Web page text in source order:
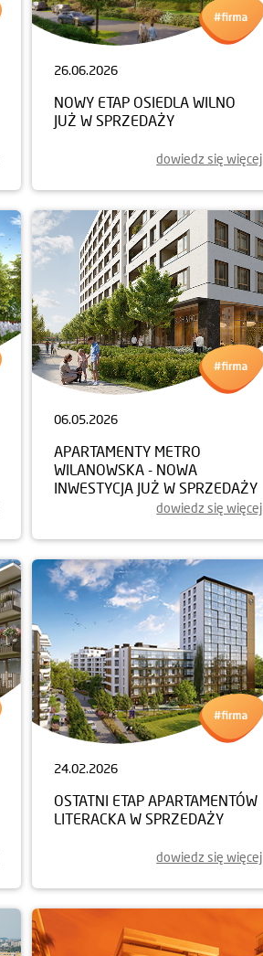
26.06.2026
NOWY ETAP OSIEDLA WILNO
JUŻ W SPRZEDAŻY
dowiedz się więcej
06.05.2026
APARTAMENTY METRO
WILANOWSKA - NOWA
INWESTYCJA JUŻ W SPRZEDAŻY
dowiedz się więcej
24.02.2026
OSTATNI ETAP APARTAMENTÓW
LITERACKA W SPRZEDAŻY
dowiedz się więcej